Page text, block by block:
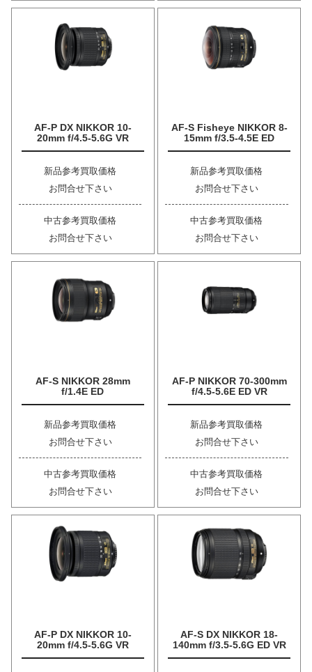
AF-P DX NIKKOR 10-
20mm f/4.5-5.6G VR
新品参考買取価格
お問合せ下さい
中古参考買取価格
お問合せ下さい
AF-S Fisheye NIKKOR 8-
15mm f/3.5-4.5E ED
新品参考買取価格
お問合せ下さい
中古参考買取価格
お問合せ下さい
AF-S NIKKOR 28mm
f/1.4E ED
新品参考買取価格
お問合せ下さい
中古参考買取価格
お問合せ下さい
AF-P NIKKOR 70-300mm
f/4.5-5.6E ED VR
新品参考買取価格
お問合せ下さい
中古参考買取価格
お問合せ下さい
AF-P DX NIKKOR 10-
20mm f/4.5-5.6G VR
AF-S DX NIKKOR 18-
140mm f/3.5-5.6G ED VR